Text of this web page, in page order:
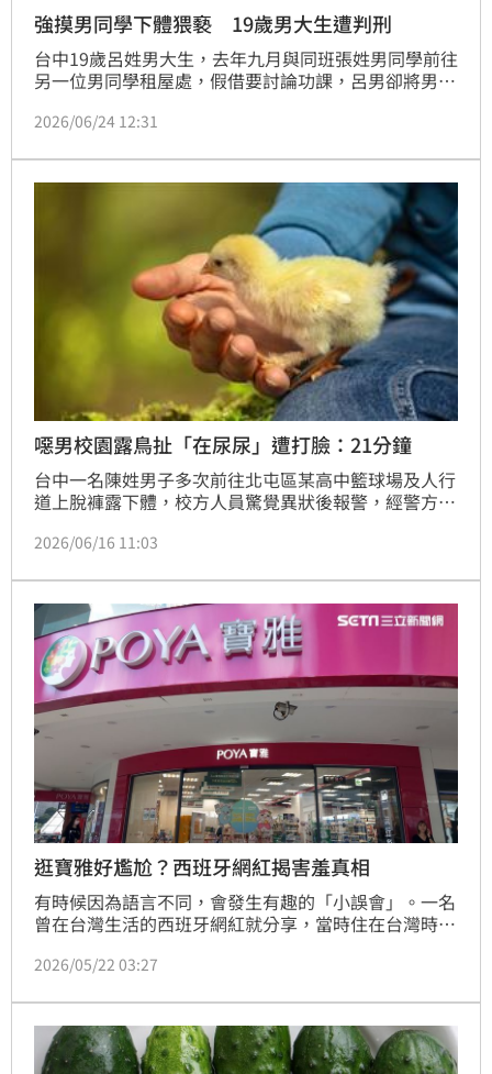
強摸男同學下體猥褻 19歲男大生遭判刑
台中19歲呂姓男大生，去年九月與同班張姓男同學前往
另一位男同學租屋處，假借要討論功課，呂男卻將男同
同學不甘受辱提告，雙方雖事後和解，台中地院仍依強
2026/06/24 12:31
噁男校園露鳥扯「在尿尿」遭打臉：21分鐘
台中一名陳姓男子多次前往北屯區某高中籃球場及人行
道上脫褲露下體，校方人員驚覺異狀後報警，經警方調
男辯稱「是在尿尿」，結果當場被打臉，被拍到最長時
日。
2026/06/16 11:03
逛寶雅好尷尬？西班牙網紅揭害羞真相
有時候因為語言不同，會發生有趣的「小誤會」。一名
曾在台灣生活的西班牙網紅就分享，當時住在台灣時，
POYA的讀音聽起來就像是男性的生殖器官，讓一票網
2026/05/22 03:27